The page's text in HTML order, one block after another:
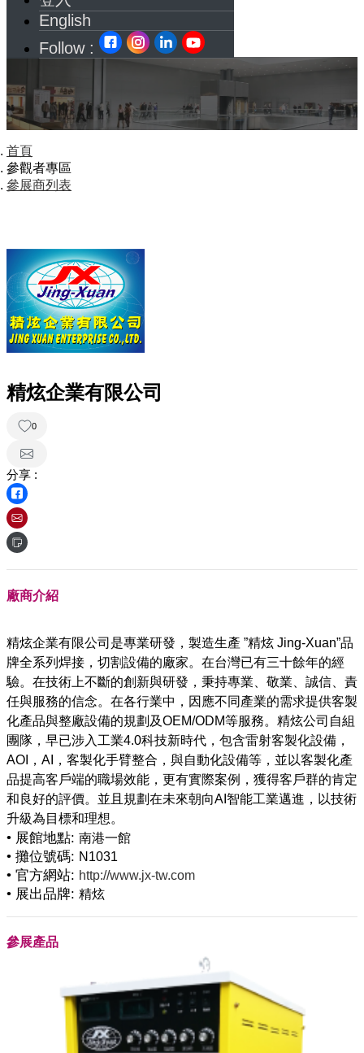
English
Follow :
首頁
參觀者專區
參展商列表
精炫企業有限公司
0
分享 :
廠商介紹
精炫企業有限公司是專業研發，製造生產 ”精炫 Jing-Xuan”品
牌全系列焊接，切割設備的廠家。在台灣已有三十餘年的經
驗。在技術上不斷的創新與研發，秉持專業、敬業、誠信、責
任與服務的信念。在各行業中，因應不同產業的需求提供客製
化產品與整廠設備的規劃及OEM/ODM等服務。精炫公司自組
團隊，早已涉入工業4.0科技新時代，包含雷射客製化設備，
AOI，AI，客製化手臂整合，與自動化設備等，並以客製化產
品提高客戶端的職場效能，更有實際案例，獲得客戶群的肯定
和良好的評價。並且規劃在未來朝向AI智能工業邁進，以技術
• 展館地點: 南港一館
• 攤位號碼: N1031
• 官方網站: http://www.jx-tw.com
• 展出品牌: 精炫
參展產品